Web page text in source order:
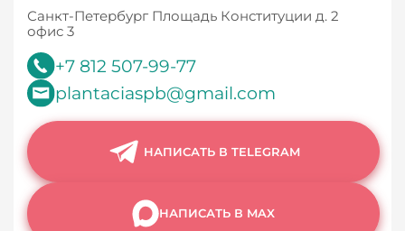
Санкт-Петербург Площадь Конституции д. 2
офис 3
+7 812 507-99-77
plantaciaspb@gmail.com
НАПИСАТЬ В TELEGRAM
НАПИСАТЬ В MAX